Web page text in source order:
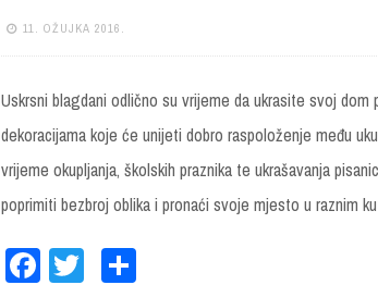
11. OŽUJKA 2016.
Uskrsni blagdani odlično su vrijeme da ukrasite svoj
dekoracijama koje će unijeti dobro raspoloženje među
vrijeme okupljanja, školskih praznika te ukrašavanja
poprimiti bezbroj oblika i pronaći svoje mjesto u raznim
Fa T